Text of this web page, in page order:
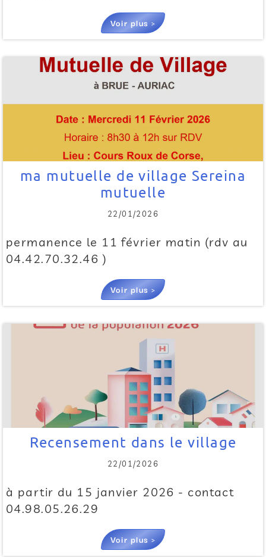
Voir plus >
ma mutuelle de village Sereina
mutuelle
22/01/2026
permanence le 11 février matin (rdv au
04.42.70.32.46 )
Voir plus >
Recensement dans le village
22/01/2026
à partir du 15 janvier 2026 - contact
04.98.05.26.29
Voir plus >